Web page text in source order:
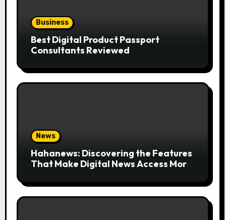
Business
Best Digital Product Passport
Consultants Reviewed
News
Hahanews: Discovering the Features
That Make Digital News Access More